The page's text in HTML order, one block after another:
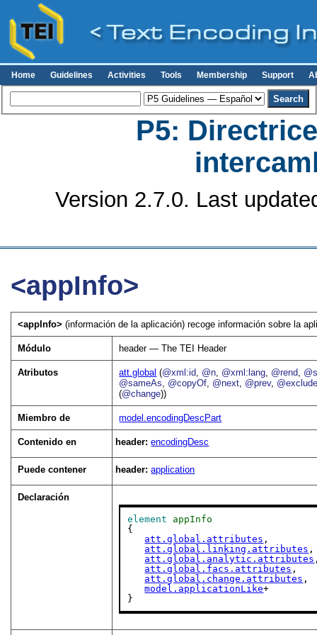
Home Guidelines Activities Tools Membership Support
P5:
Version 2.7.0. Last
<appInfo>
<appInfo>(información de la aplicación) recoge información sobre la
Módulo header — The TEI Header
Atributos att.global (@xml:id, @n, @xml:lang, @rend,
@sameAs, @copyOf, @next, @prev,
(@change))
Miembro de model.encodingDescPart
Contenido en header:encodingDesc
Puede contener header:application
Declaración
element
appInfo
{
att.global.attributes ,
att.global.linking.attributes ,
att.global.analytic.attributes
att.global.facs.attributes ,
att.global.change.attributes ,
model.applicationLike+
}